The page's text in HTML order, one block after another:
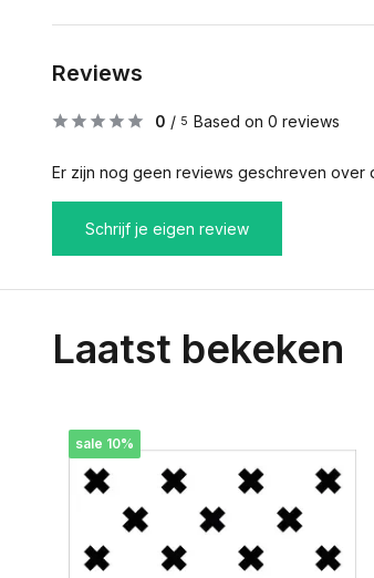
Reviews
0 / 5 Based on 0 reviews
Er zijn nog geen reviews geschreven over
Schrijf je eigen review
Laatst bekeken
sale 10%